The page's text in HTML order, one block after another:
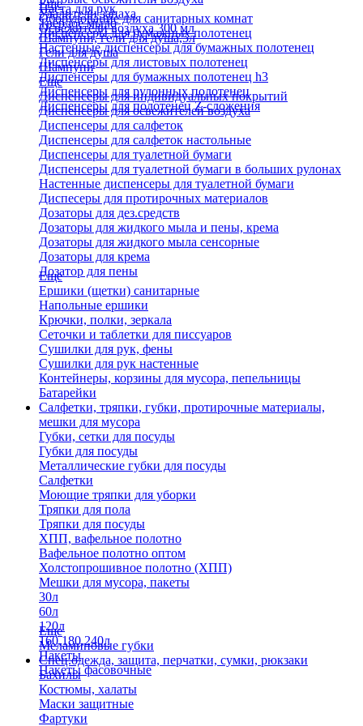
Паста для рук
Твердое мыло
Шампуни, гели для душа,5л
Гели для душа
Шампуни
Удалители запаха
Освежители воздуха 300 мл
Еще
Оборудование для санитарных комнат
Диспенсеры для бумажных полотенец
Настенные диспенсеры для бумажных полотенец
Диспенсеры для листовых полотенец
Диспенсеры для бумажных полотенец h3
Диспенсеры для рулонных полотенец
Диспенсеры для полотенец Z-сложения
Еще
Диспенсеры для индивидуальных покрытий
Диспенсеры для освежителей воздуха
Диспенсеры для салфеток
Диспенсеры для салфеток настольные
Диспенсеры для туалетной бумаги
Диспенсеры для туалетной бумаги в больших рулонах
Настенные диспенсеры для туалетной бумаги
Диспесеры для протирочных материалов
Дозаторы для дез.средств
Дозаторы для жидкого мыла и пены, крема
Дозаторы для жидкого мыла сенсорные
Дозаторы для крема
Дозатор для пены
Еще
Ершики (щетки) санитарные
Напольные ершики
Крючки, полки, зеркала
Сеточки и таблетки для писсуаров
Сушилки для рук, фены
Сушилки для рук настенные
Контейнеры, корзины для мусора, пепельницы
Батарейки
Салфетки, тряпки, губки, протирочные материалы,
мешки для мусора
Губки, сетки для посуды
Губки для посуды
Металлические губки для посуды
Салфетки
Моющие тряпки для уборки
Тряпки для пола
Тряпки для посуды
ХПП, вафельное полотно
Вафельное полотно оптом
Холстопрошивное полотно (ХПП)
Мешки для мусора, пакеты
30л
60л
120л
160,180,240л
Пакеты
Пакеты фасовочные
Еще
Меламиновые губки
Спец.одежда, защита, перчатки, сумки, рюкзаки
Бахилы
Костюмы, халаты
Маски защитные
Фартуки